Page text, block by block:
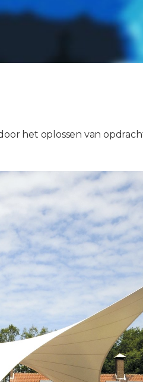
het oplossen van